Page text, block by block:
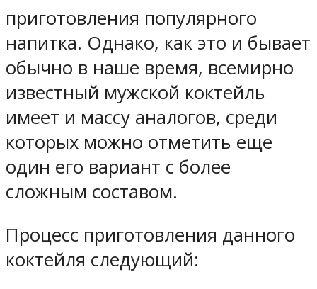
приготовления популярного
напитка. Однако, как это и бывает
обычно в наше время, всемирно
известный мужской коктейль
имеет и массу аналогов, среди
которых можно отметить еще
один его вариант с более
сложным составом.
Процесс приготовления данного
коктейля следующий: